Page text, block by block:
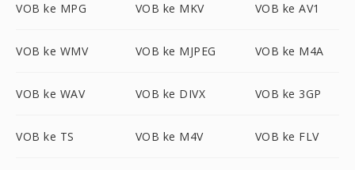
VOB ke MPG VOB ke MKV VOB ke AV1
VOB ke WMV VOB ke MJPEG VOB ke M4A
VOB ke WAV VOB ke DIVX VOB ke 3GP
VOB ke TS VOB ke M4V VOB ke FLV